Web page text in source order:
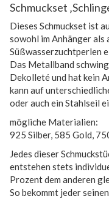
Schmuckset
Dieses Schmuckset ist
sowohl im Anhänger als
Süßwasserzuchtperlen
Das Metallband
Dekolleté und hat kein
kann auf
oder auch ein Stahlseil
mögliche Materialien:
925 Silber, 585 Gold,
Jedes dieser
entstehen stets
Prozent dem anderen
So bekommt jeder